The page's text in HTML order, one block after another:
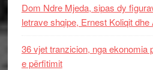
Dom Ndre Mjeda, sipas dy
letrave shqipe, Ernest Koliqit
36 vjet tranzicion, nga ekonomia
e përfitimit